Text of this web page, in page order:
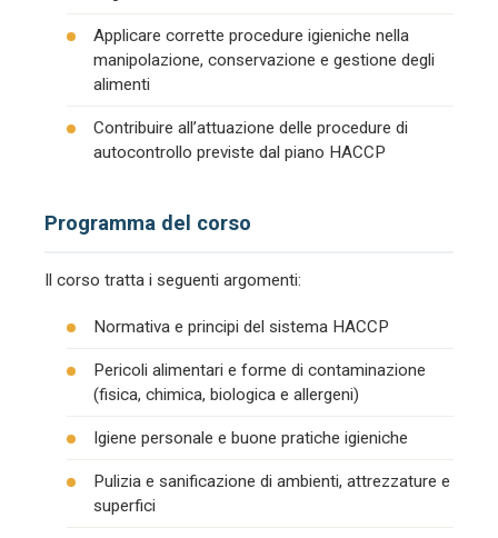
Applicare corrette procedure igieniche nella
manipolazione, conservazione e gestione degli
alimenti
Contribuire all’attuazione delle procedure di
autocontrollo previste dal piano HACCP
Programma del corso
Il corso tratta i seguenti argomenti:
Normativa e principi del sistema HACCP
Pericoli alimentari e forme di contaminazione
(fisica, chimica, biologica e allergeni)
Igiene personale e buone pratiche igieniche
Pulizia e sanificazione di ambienti, attrezzature e
superfici